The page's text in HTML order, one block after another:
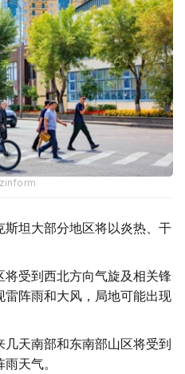
坦大部分地区将以炎热、干
受到西北方向气旋及相关锋
阵雨和大风，局地可能出现
天南部和东南部山区将受到
天气。